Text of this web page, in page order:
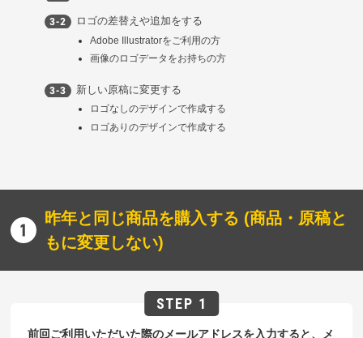
ロゴの差替えや追加をする
Adobe Illustratorをご利用の方
画像のロゴデータをお持ちの方
新しい原稿に変更する
ロゴなしのデザインで作成する
ロゴありのデザインで作成する
昨年と同じ商品を購入する (商品・原稿と
もに変更しない)
前回ご利用いただいた際のメールアドレスを入力すると、メ